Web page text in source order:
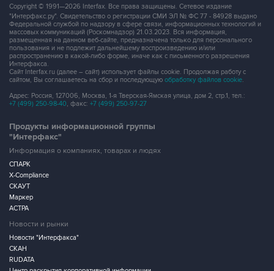
Copyright © 1991—2026 Interfax. Все права защищены. Сетевое издание
"Интерфакс.ру". Свидетельство о регистрации СМИ ЭЛ № ФС 77 - 84928 выдано
Федеральной службой по надзору в сфере связи, информационных технологий и
массовых коммуникаций (Роскомнадзор) 21.03.2023. Вся информация,
размещенная на данном веб-сайте, предназначена только для персонального
пользования и не подлежит дальнейшему воспроизведению и/или
распространению в какой-либо форме, иначе как с письменного разрешения
Интерфакса.
Сайт Interfax.ru (далее – сайт) использует файлы cookie. Продолжая работу с
сайтом, Вы соглашаетесь на сбор и последующую обработку файлов cookie
Адрес: Россия, 127006, Москва, 1-я Тверская-Ямская улица, дом 2, стр.1, тел.:
+7 (499) 250-98-40 , факс: +7 (499) 250-97-27
Продукты информационной группы
"Интерфакс"
Информация о компаниях, товарах и людях
СПАРК
X-Compliance
СКАУТ
Маркер
АСТРА
Новости и рынки
Новости "Интерфакса"
СКАН
RUDATA